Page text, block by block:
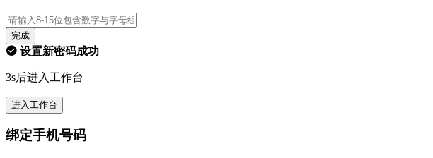
完成
设置新密码成功
3s后进入工作台
进入工作台
绑定手机号码